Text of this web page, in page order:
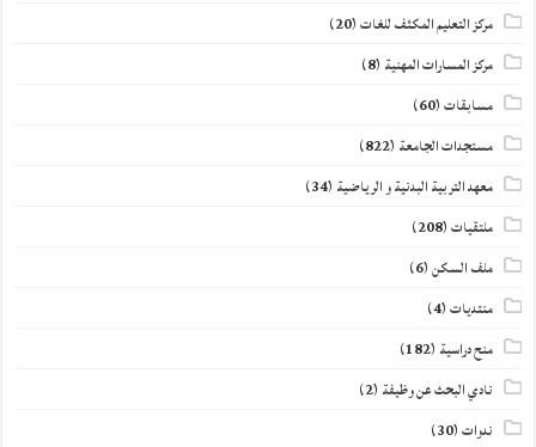
مركز التعليم المكثف للغات(20)
مركز المسارات المهنية (8)
مسابقات(60)
مستجدات الجامعة (822)
معهد التربية البدنية و الرياضية (34)
ملتقيات(208)
ملف السكن(6)
منتديات(4)
منح دراسية (182)
نادي البحث عن وظيفة (2)
ندوات(30)